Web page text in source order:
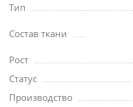
Тип
Состав ткани
Рост
Статус
Производство